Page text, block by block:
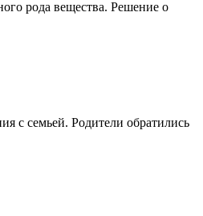
рода вещества. Решение о
с семьей. Родители обратились